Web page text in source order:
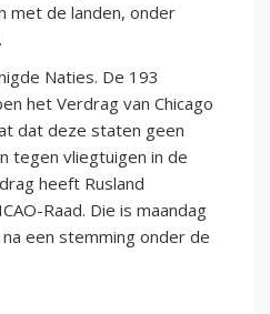
met de landen, onder
Naties. De 193
het Verdrag van Chicago
dat deze staten geen
tegen vliegtuigen in de
heeft Rusland
Raad. Die is maandag
een stemming onder de